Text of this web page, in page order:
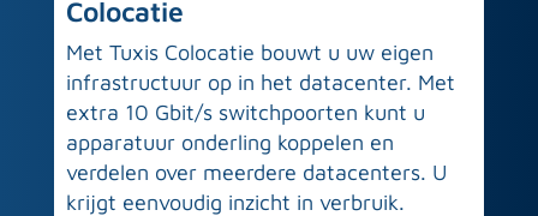
Colocatie
Met Tuxis Colocatie bouwt u uw eigen
infrastructuur op in het datacenter. Met
extra 10 Gbit/s switchpoorten kunt u
apparatuur onderling koppelen en
verdelen over meerdere datacenters. U
krijgt eenvoudig inzicht in verbruik.